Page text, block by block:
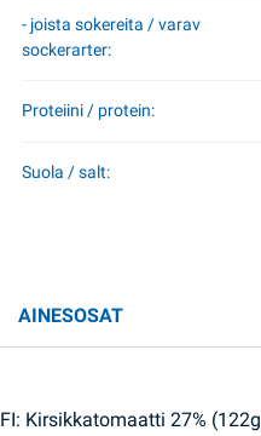
- joista sokereita / varav
sockerarter:
Proteiini / protein:
Suola / salt:
AINESOSAT
FI: Kirsikkatomaatti 27%